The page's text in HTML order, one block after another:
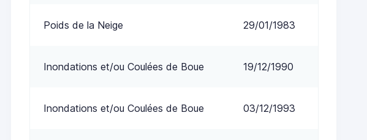
Poids de la Neige 29/01/1983
Inondations et/ou Coulées de Boue 19/12/1990
Inondations et/ou Coulées de Boue 03/12/1993